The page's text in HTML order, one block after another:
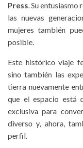
Press. Su
las nuevas
mujeres también
posible.
Este histórico viaje
sino también las
tierra nuevamente
que el espacio está
exclusiva para
diverso y, ahora,
perfil.